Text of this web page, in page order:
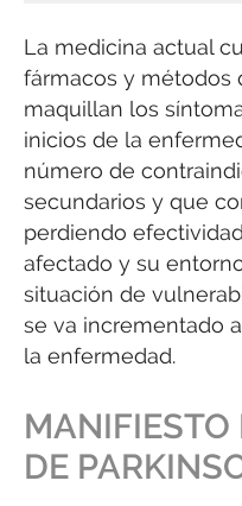
La medicina actual
fármacos y métodos
maquillan los
inicios de la
número de
secundarios y que
perdiendo
afectado y su
situación de
se va incrementado
la enfermedad.
DE